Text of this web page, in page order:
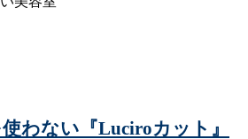
わない『Luciroカット』